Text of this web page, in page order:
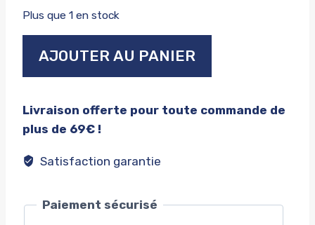
Plus que 1 en stock
Milwaukee
era
youth
AJOUTER AU PANIER
Livraison offerte pour toute commande de
plus de 69€ !
Satisfaction garantie
Paiement sécurisé